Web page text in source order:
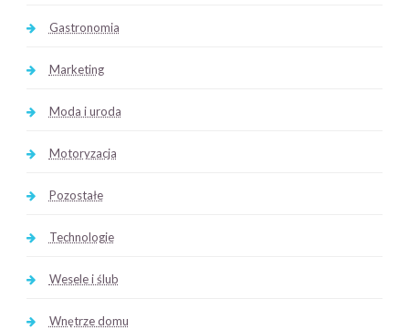
Gastronomia
Marketing
Moda i uroda
Motoryzacja
Pozostałe
Technologie
Wesele i ślub
Wnętrze domu